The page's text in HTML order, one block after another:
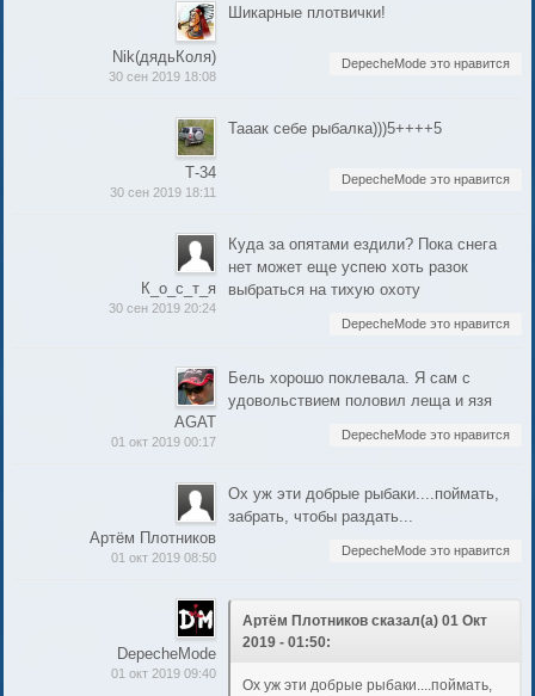
Nik(дядьКоля)
30 сен 2019 18:08
Шикарные плотвички!
DepecheMode это нравится
Т-34
30 сен 2019 18:11
Тааак себе рыбалка)))5++++5
DepecheMode это нравится
К_о_с_т_я
30 сен 2019 20:24
Куда за опятами ездили? Пока снега
нет может еще успею хоть разок
выбраться на тихую охоту
DepecheMode это нравится
AGAT
01 окт 2019 00:17
Бель хорошо поклевала. Я сам с
удовольствием половил леща и язя
DepecheMode это нравится
Артём Плотников
01 окт 2019 08:50
Ох уж эти добрые рыбаки....поймать,
забрать, чтобы раздать...
DepecheMode это нравится
DepecheMode
01 окт 2019 09:40
Артём Плотников сказал(а) 01 Окт
2019 - 01:50:
Ох уж эти добрые рыбаки....поймать,